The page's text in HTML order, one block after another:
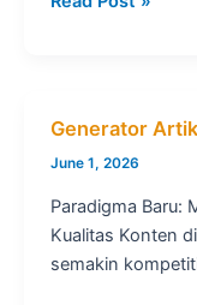
Generator
June 1, 2026
Paradigma Baru:
Kualitas Konten
semakin